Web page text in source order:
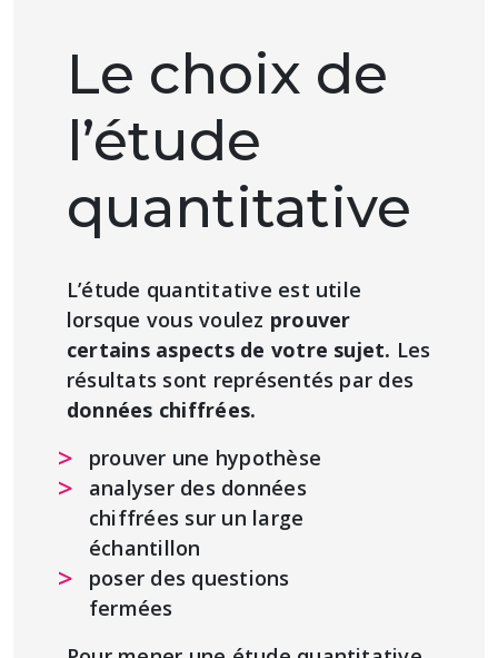
Le choix de
l’étude
quantitative
L’étude quantitative est utile
lorsque vous voulez prouver
certains aspects de votre sujet. Les
résultats sont représentés par des
données chiffrées.
prouver une hypothèse
analyser des données
chiffrées sur un large
échantillon
poser des questions
fermées